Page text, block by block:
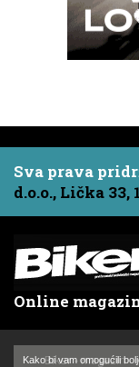
Sva prava
d.o.o., Lička 33,
Online
Biker - magazin
Kako bi vam omogućili